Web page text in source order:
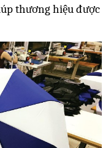
thương hiệu được